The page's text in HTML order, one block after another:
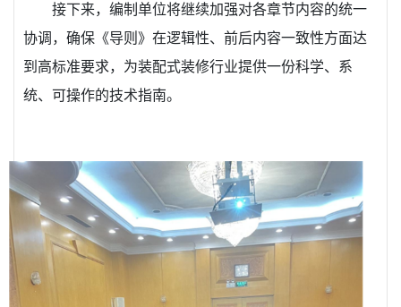
接下来，编制单位将继续加强对各章节内容的统一
协调，确保《导则》在逻辑性、前后内容一致性方面达
到高标准要求，为装配式装修行业提供一份科学、系
统、可操作的技术指南。